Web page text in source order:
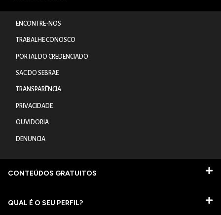
ENCONTRE-NOS
TRABALHE CONOSCO
PORTAL DO CREDENCIADO
SAC DO SEBRAE
TRANSPARÊNCIA
PRIVACIDADE
OUVIDORIA
DENUNCIA
CONTEÚDOS GRATUITOS
QUAL É O SEU PERFIL?